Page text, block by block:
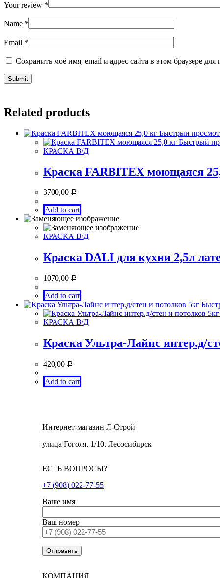
Your review *
Name *
Email *
Сохранить моё имя, email и адрес сайта в этом браузере
Related products
Быстрый
Быстрый
КРАСКА В/Д
Краска FARBITEX моющаяся
3700,00 Р
Add to cart
КРАСКА В/Д
Краска DALI для кухни 2,5л
1070,00 Р
Add to cart
КРАСКА В/Д
Краска Ультра-Лайнс интер.д/
420,00 Р
Add to cart
Интернет-магазин Л-Строй
улица Гоголя, 1/10, Лесосибирск
ЕСТЬ ВОПРОСЫ?
+7 (908) 022-77-55
Ваше имя
Ваш номер
КОМПАНИЯ